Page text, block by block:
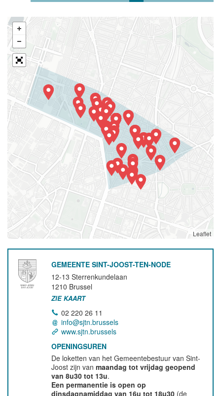
Leaflet
GEMEENTE SINT-JOOST-TEN-NODE
12-13 Sterrenkundelaan
1210 Brussel
ZIE KAART
02 220 26 11
info@sjtn.brussels
www.sjtn.brussels
OPENINGSUREN
De loketten van het Gemeentebestuur van Sint-
Joost zijn vanmaandag tot vrijdag geopend
van 8u30 tot 13u.
Een permanentie is open op
dinsdagnamiddag van 16u tot 18u30 (de